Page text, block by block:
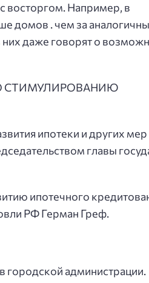
восторгом. Например, в
домов . чем за
даже говорят о
СТИМУЛИРОВАНИЮ
ипотеки и других мер
главы
ипотечного
РФ Герман Греф.
городской администрации.